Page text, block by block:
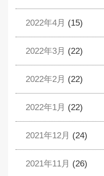
2022年4月 (15)
2022年3月 (22)
2022年2月 (22)
2022年1月 (22)
2021年12月 (24)
2021年11月 (26)